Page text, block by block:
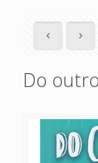
Do